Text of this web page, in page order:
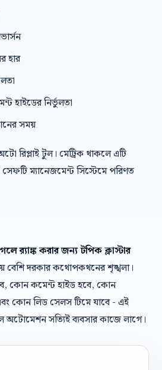
হার
হাইডের নির্ভুলতা
সময়
রিপ্লাই টুল। মেট্রিক থাকলে এটি
সেফটি ম্যানেজমেন্ট সিস্টেমে পরিণত
র‍্যাঙ্ক করার জন্য টপিক ক্লাস্টার
বেশি দরকার কথোপকথনের শৃঙ্খলা।
কোন কমেন্ট হাইড হবে, কোন
কোন লিড সেলস টিমে যাবে - এই
অটোমেশন সত্যিই ব্যবসার কাজে লাগে।